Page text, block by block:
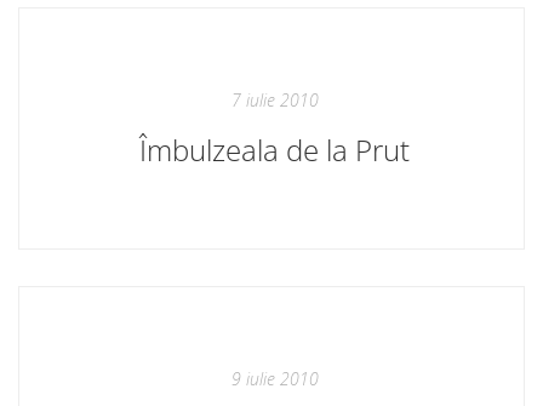
7 iulie 2010
Îmbulzeala de la Prut
9 iulie 2010